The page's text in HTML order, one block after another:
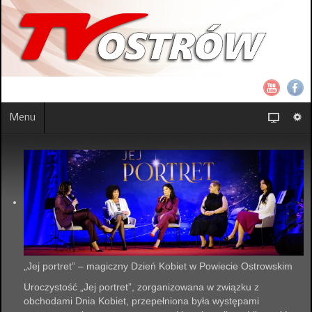
Menu
„Jej portret” – magiczny Dzień Kobiet w Powiecie Ostrowskim
Uroczystość „Jej portret”, zorganizowana w związku z
obchodami Dnia Kobiet, przepełniona była występami